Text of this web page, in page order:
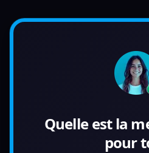
Quelle est la
pour